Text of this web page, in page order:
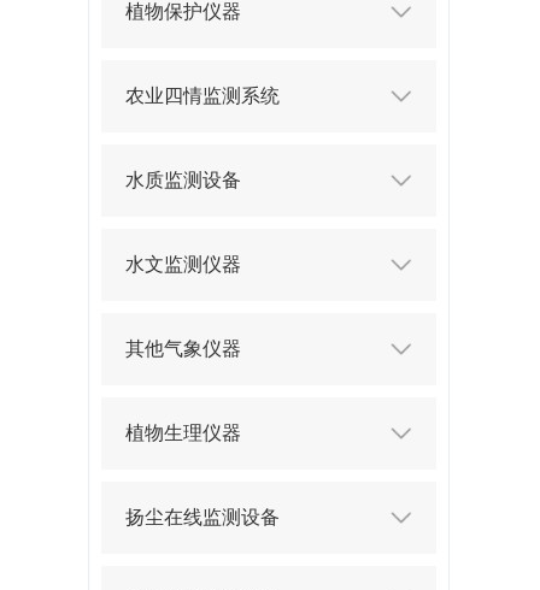
植物保护仪器
农业四情监测系统
水质监测设备
水文监测仪器
其他气象仪器
植物生理仪器
扬尘在线监测设备